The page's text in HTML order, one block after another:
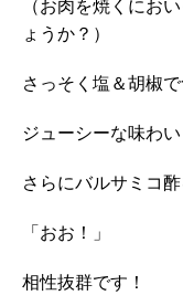
（お肉を焼くにお
ょうか？）
さっそく塩＆胡椒
ジューシーな味わい
さらにバルサミコ
「おお！」
相性抜群です！